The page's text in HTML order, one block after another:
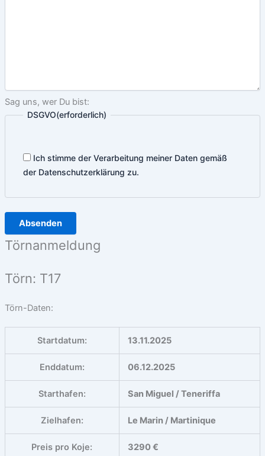
Sag uns, wer Du bist:
DSGVO(erforderlich)
Ich stimme der Verarbeitung meiner Daten gemäß
der Datenschutzerklärung zu.
Törnanmeldung
Törn: T17
Törn-Daten:
Startdatum: 13.11.2025
Enddatum: 06.12.2025
Starthafen: San Miguel / Teneriffa
Zielhafen: Le Marin / Martinique
Preis pro Koje: 3290 €